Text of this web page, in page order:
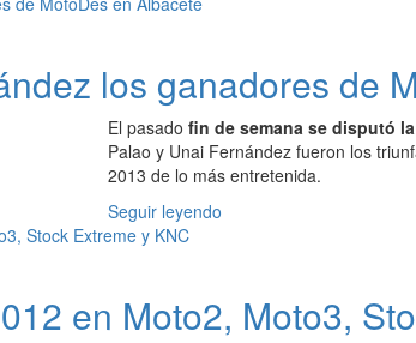
los ganadores de
El pasado fin de semana se disputó
Palao y Unai Fernández fueron los
2013 de lo más entretenida.
Seguir leyendo
en Moto2, Moto3,